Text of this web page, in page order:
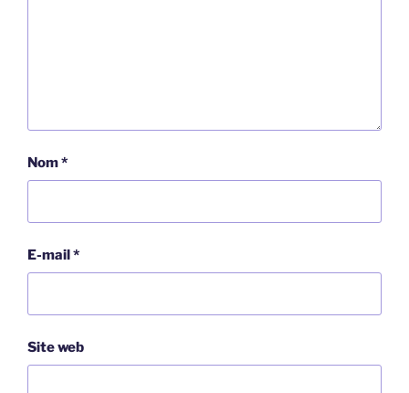
Nom*
E-mail*
Site web